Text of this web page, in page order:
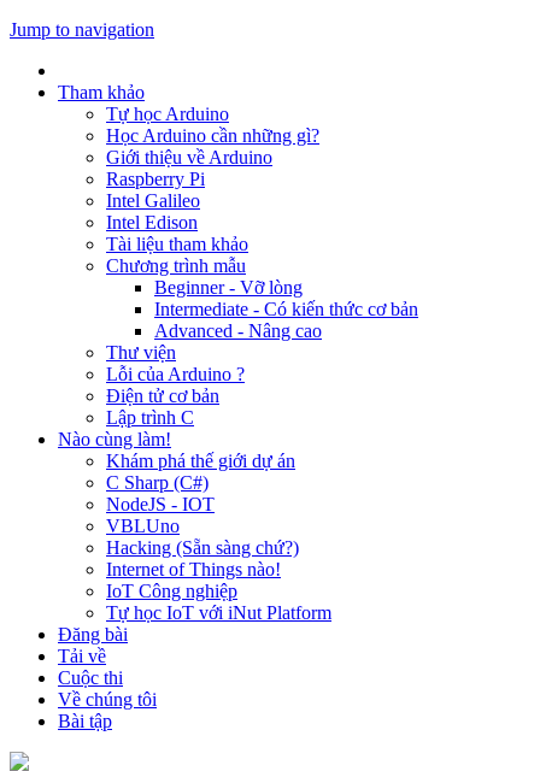
Jump to navigation
Tham khảo
Tự học Arduino
Học Arduino cần những gì?
Giới thiệu về Arduino
Raspberry Pi
Intel Galileo
Intel Edison
Tài liệu tham khảo
Chương trình mẫu
Beginner - Vỡ lòng
Intermediate - Có kiến thức cơ bản
Advanced - Nâng cao
Thư viện
Lỗi của Arduino ?
Điện tử cơ bản
Lập trình C
Nào cùng làm!
Khám phá thế giới dự án
C Sharp (C#)
NodeJS - IOT
VBLUno
Hacking (Sẵn sàng chứ?)
Internet of Things nào!
IoT Công nghiệp
Tự học IoT với iNut Platform
Đăng bài
Tải về
Cuộc thi
Về chúng tôi
Bài tập